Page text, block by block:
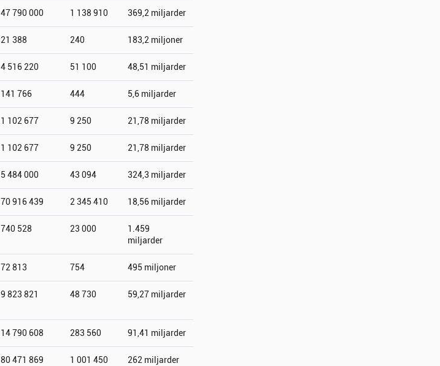
47 790 000 1 138 910 369,2 miljarder
21 388 240 183,2 miljoner
4 516 220 51 100 48,51 miljarder
141 766 444 5,6 miljarder
1 102 677 9 250 21,78 miljarder
1 102 677 9 250 21,78 miljarder
5 484 000 43 094 324,3 miljarder
70 916 439 2 345 410 18,56 miljarder
740 528 23 000
1.459
miljarder
72 813 754 495 miljoner
9 823 821 48 730 59,27 miljarder
14 790 608 283 560 91,41 miljarder
80 471 869 1 001 450 262 miljarder